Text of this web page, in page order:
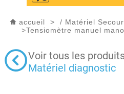
accueil > / Matériel
>Tensiomètre manuel
Voir tous les
Matériel diagnostic